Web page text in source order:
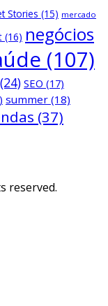
Stories (15) mercado
(16) negócios
(107)
(24) SEO (17)
summer (18)
(37)
reserved.